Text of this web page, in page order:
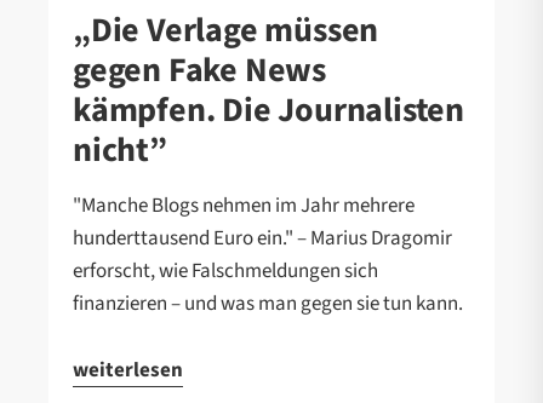
„Die Verlage müssen
gegen Fake News
kämpfen. Die Journalisten
nicht”
"Manche Blogs nehmen im Jahr mehrere
hunderttausend Euro ein." – Marius Dragomir
erforscht, wie Falschmeldungen sich
finanzieren – und was man gegen sie tun kann.
weiterlesen